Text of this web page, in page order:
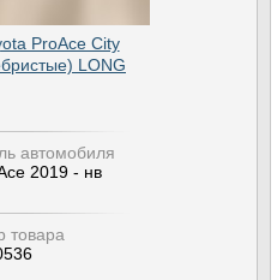
ProAce City
LONG
автомобиля
2019 - нв
товара